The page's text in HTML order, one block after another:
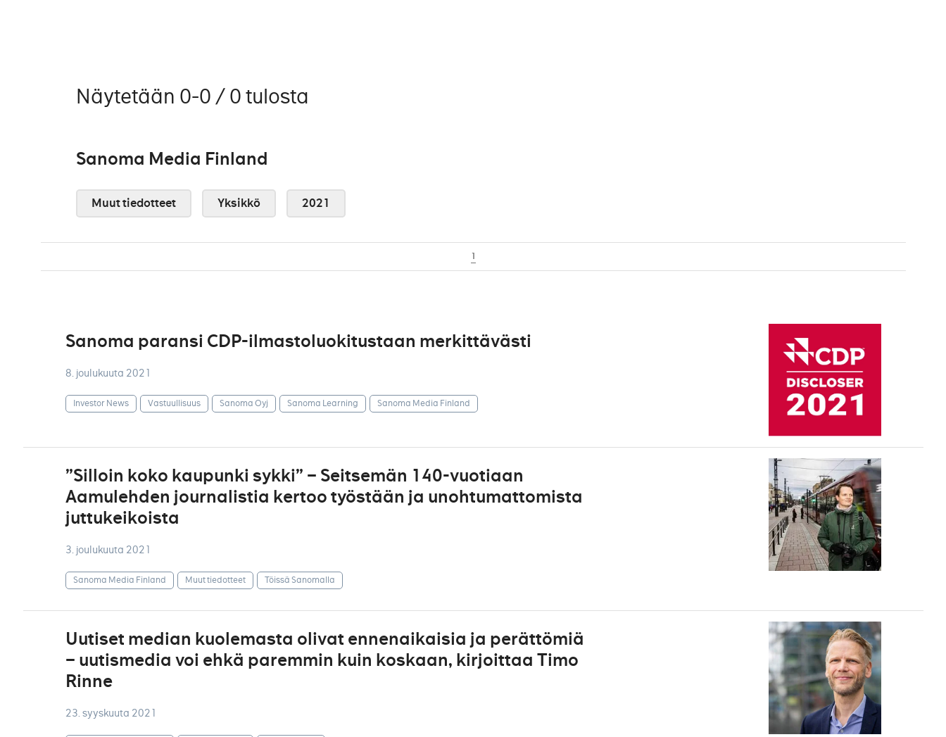
Näytetään 0-0 / 0 tulosta
Sanoma Media Finland
Muut tiedotteet Yksikkö 2021
1
Sanoma paransi CDP-ilmastoluokitustaan merkittävästi
8. joulukuuta 2021
Investor News Vastuullisuus Sanoma Oyj Sanoma Learning Sanoma Media Finland
”Silloin koko kaupunki sykki” – Seitsemän 140-vuotiaan
Aamulehden journalistia kertoo työstään ja unohtumattomista
juttukeikoista
3. joulukuuta 2021
Sanoma Media Finland Muut tiedotteet Töissä Sanomalla
Uutiset median kuolemasta olivat ennenaikaisia ja perättömiä
– uutismedia voi ehkä paremmin kuin koskaan, kirjoittaa Timo
Rinne
23. syyskuuta 2021